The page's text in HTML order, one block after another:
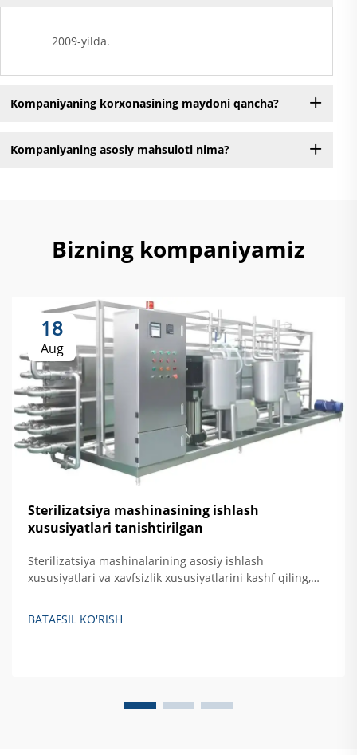
2009-yilda.
Kompaniyaning korxonasining maydoni qancha?
Kompaniyaning asosiy mahsuloti nima?
Bizning kompaniyamiz
18
Aug
Sterilizatsiya mashinasining ishlash
xususiyatlari tanishtirilgan
Sterilizatsiya mashinalarining asosiy ishlash
xususiyatlari va xavfsizlik xususiyatlarini kashf qiling,
samarali qattiq akslantiruvchi sterilizatsiya qilishni
BATAFSIL KO'RISH